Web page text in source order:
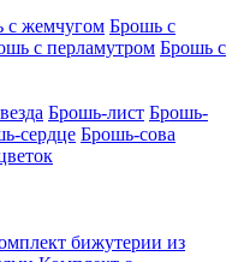
с жемчугом Брошь с
с перламутром Брошь с
Брошь-лист Брошь-
сердце Брошь-сова
бижутерии из